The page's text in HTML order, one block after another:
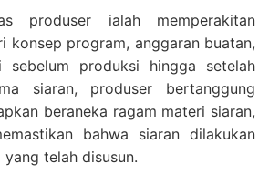
produser ialah memperakitan
konsep program, anggaran buatan,
sebelum produksi hingga setelah
siaran, produser bertanggung
beraneka ragam materi siaran,
bahwa siaran dilakukan
telah disusun.